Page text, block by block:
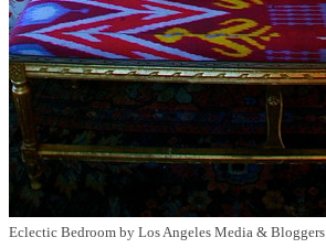
Eclectic Bedroom by Los Angeles Media & Bloggers